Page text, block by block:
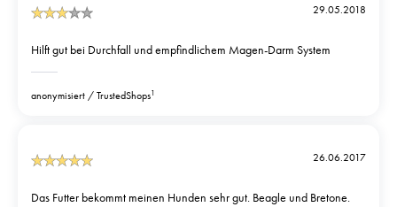
29.05.2018
Hilft gut bei Durchfall und empfindlichem Magen-Darm System
anonymisiert TrustedShops1
26.06.2017
Das Futter bekommt meinen Hunden sehr gut. Beagle und Bretone.